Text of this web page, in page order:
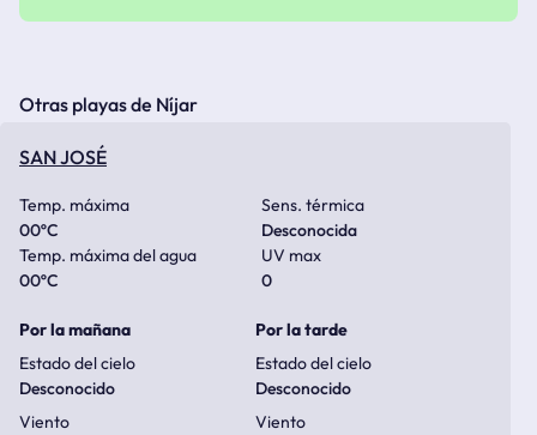
Otras playas de Níjar
SAN JOSÉ
Temp. máxima
00ºC
Sens. térmica
Desconocida
Temp. máxima del agua
00ºC
UV max
0
Por la mañana
Estado del cielo
Desconocido
Viento
Por la tarde
Estado del cielo
Desconocido
Viento